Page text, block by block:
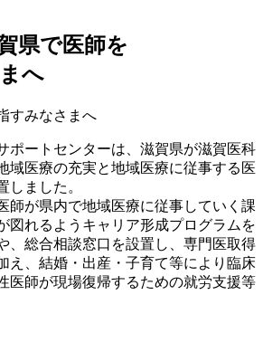
県で医師を
へ
ポートセンターは、滋賀県が滋賀医科
域医療の充実と地域医療に従事する医
しました。
師が県内で地域医療に従事していく課
図れるようキャリア形成プログラムを
、総合相談窓口を設置し、専門医取得
え、結婚・出産・子育て等により臨床
医師が現場復帰するための就労支援等